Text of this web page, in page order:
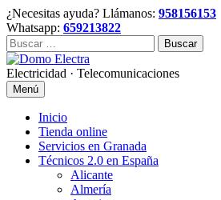
Skip
to
content
¿Necesitas ayuda? Llámanos: 958156153
Whatsapp: 659213822
Buscar:
Electricidad · Telecomunicaciones
Menú
Inicio
Tienda online
Servicios en Granada
Técnicos 2.0 en España
Alicante
Almería